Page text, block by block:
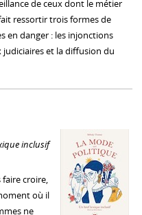
de ceux dont le métier
ressortir trois formes de
en danger : les injonctions
judiciaires et la diffusion du
inclusif
croire,
où il
ne